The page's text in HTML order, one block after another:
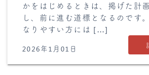
かをはじめるときは、掲げた計
し、前に進む道標となるのです
なりやすい方には […]
2026年1月01日